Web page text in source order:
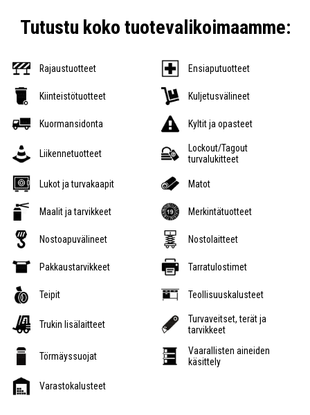
Tutustu koko tuotevalikoimaamme:
Rajaustuotteet Ensiaputuotteet
Kiinteistötuotteet Kuljetusvälineet
Kuormansidonta Kyltit ja opasteet
Liikennetuotteet
Lockout/Tagout
turvalukitteet
Lukot ja turvakaapit Matot
Maalit ja tarvikkeet Merkintätuotteet
Nostoapuvälineet Nostolaitteet
Pakkaustarvikkeet Tarratulostimet
Teipit Teollisuuskalusteet
Trukin lisälaitteet
Turvaveitset, terät ja
tarvikkeet
Törmäyssuojat
Vaarallisten aineiden
käsittely
Varastokalusteet